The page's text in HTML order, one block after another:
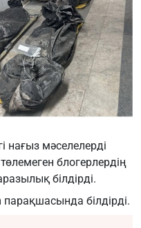
нағыз мәселелерді
блогерлердің
білдірді.
парақшасында білдірді.